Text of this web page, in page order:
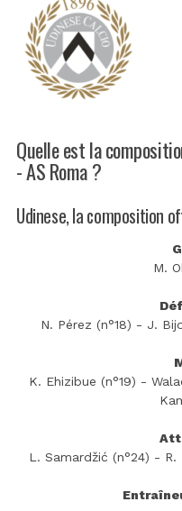
Quelle est la
- AS Roma ?
Udinese, la composition
M.
N. Pérez (n°18) - J.
K. Ehizibue (n°19) -
L. Samardžić (n°24) - R.